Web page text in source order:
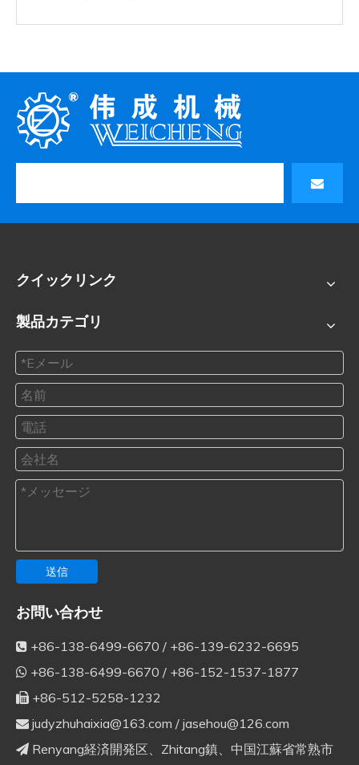
クイックリンク
製品カテゴリ
送信
お問い合わせ
 +86-138-6499-6670 / +86-139-6232-6695
 +86-138-6499-6670 / +86-152-1537-1877
 +86-512-5258-1232
 judyzhuhaixia@163.com / jasehou@126.com
 Renyang経済開発区、Zhitang鎮、中国江蘇省常熟市